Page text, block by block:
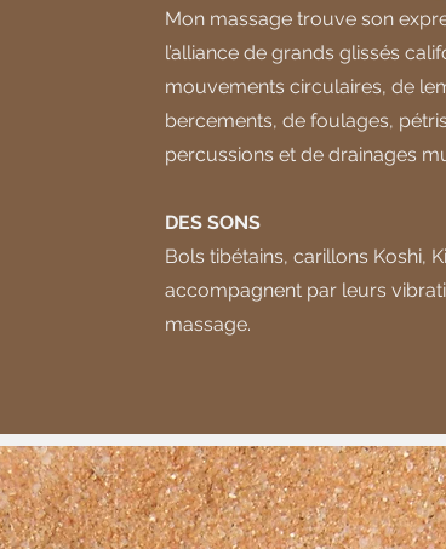
Mon massage trouve son
l’alliance de grands glissés
mouvements circulaires, de
bercements, de foulages,
percussions et de drainages
DES SONS
Bols tibétains, carillons Koshi,
accompagnent par leurs
massage.